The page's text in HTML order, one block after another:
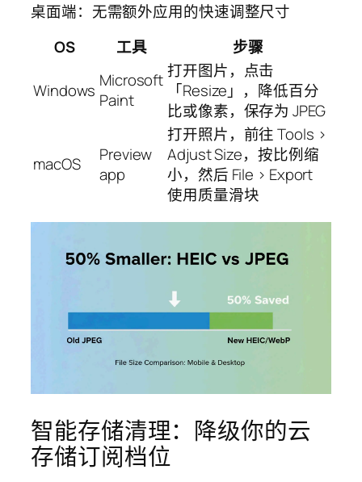
桌面端：无需额外应用的快速调整尺寸
OS
工具 步骤
Windows Microsoft
Paint
打开图片，点击
「Resize」，降低百分
比或像素，保存为 JPEG
macOS
Preview
app
打开照片，前往 Tools >
Adjust Size，按比例缩
小，然后 File > Export
使用质量滑块
智能存储清理：降级你的云
存储订阅档位